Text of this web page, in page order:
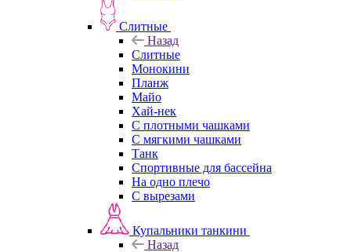
Слитные
Назад
Слитные
Монокини
Планж
Майо
Хай-нек
С плотными чашками
С мягкими чашками
Танк
Спортивные для бассейна
На одно плечо
С вырезами
Купальники танкини
Назад